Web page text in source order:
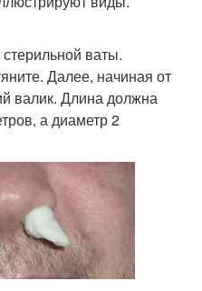
ваты.
Далее, начиная от
валик. Длина должна
а диаметр 2